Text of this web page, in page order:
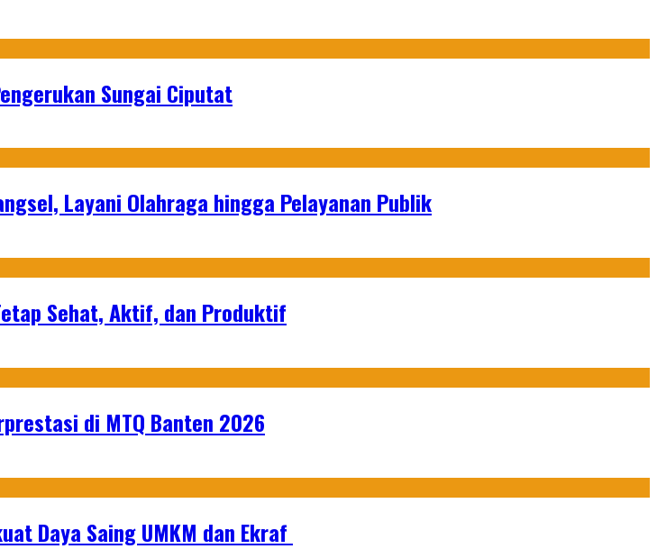
Sungai Ciputat
Layani Olahraga hingga Pelayanan Publik
Sehat, Aktif, dan Produktif
di MTQ Banten 2026
Daya Saing UMKM dan Ekraf